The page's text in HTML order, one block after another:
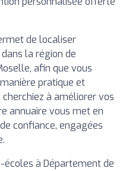
de localiser
la région de
afin que vous
pratique et
à améliorer vos
annuaire vous met en
confiance, engagées
à Département de